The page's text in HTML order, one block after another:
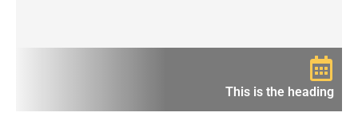
This is the heading